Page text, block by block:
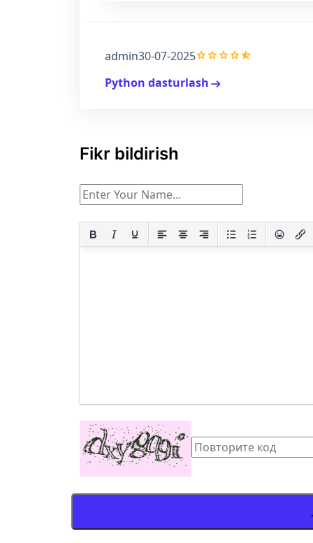
admin30-07-2025gradegradegradegradestar_half
Python dasturlasharrow_right_alt
Fikr bildirish